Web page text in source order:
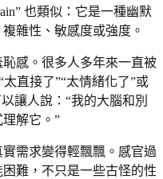
也類似：它是一種幽默
雜性、敏感度或強度。
感。很多人多年來一直被
太直接了”“太情緒化了”或
讓人說：“我的大腦和別
解它。”
需求變得輕飄飄。感官過
難，不只是一些古怪的性